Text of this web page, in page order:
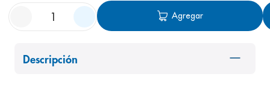
Agregar
Descripción
nivea
6. shampoo
7 bioderma